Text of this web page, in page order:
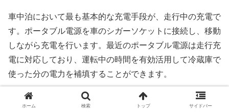
車中泊において最も基本的な充電手段が、走行中の充電で
す。ポータブル電源を車のシガーソケットに接続し、移動
しながら充電を行います。最近のポータブル電源は走行充
電に対応しており、運転中の時間を有効活用して冷蔵庫で
使った分の電力を補填することができます。
ただし、シガーソケットからの充電速度はACコンセント
ホーム 検索 トップ サイドバー